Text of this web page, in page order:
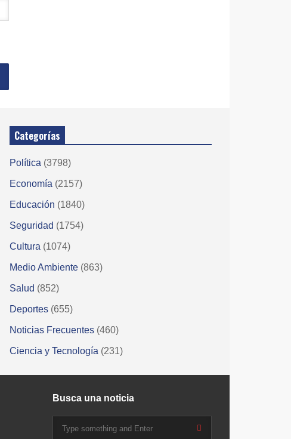
Categorías
Política (3798)
Economía (2157)
Educación (1840)
Seguridad (1754)
Cultura (1074)
Medio Ambiente (863)
Salud (852)
Deportes (655)
Noticias Frecuentes (460)
Ciencia y Tecnología (231)
Busca una noticia